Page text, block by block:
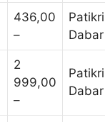
436,00
–
Dabar
2
999,00
–
Dabar